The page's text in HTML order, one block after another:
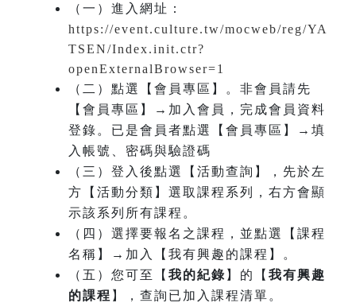
（一）進入網址：
https://event.culture.tw/mocweb/reg/YA
TSEN/Index.init.ctr?
openExternalBrowser=1
（二）點選【會員專區】。非會員請先
【會員專區】→加入會員，完成會員資料
登錄。已是會員者點選【會員專區】→填
入帳號、密碼與驗證碼
（三）登入後點選【活動查詢】，先於左
方【活動分類】選取課程系列，右方會顯
示該系列所有課程。
（四）選擇要報名之課程，並點選【課程
名稱】→加入【我有興趣的課程】。
（五）您可至【 我的紀錄 】的【 我有興趣
的課程 】，查詢已加入課程清單。